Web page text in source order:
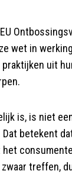
wet in
uit
is, is niet
betekent
treffen,